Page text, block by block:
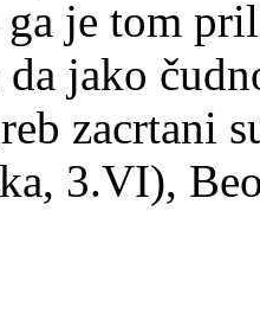
je tom
jako
zacrtani
3.VI),